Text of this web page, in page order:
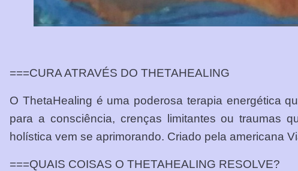
===CURA ATRAVÉS DO THETAHEALING
O ThetaHealing é uma poderosa terapia energética
para a consciência, crenças limitantes ou traumas
holística vem se aprimorando. Criado pela americana
===QUAIS COISAS O THETAHEALING RESOLVE?